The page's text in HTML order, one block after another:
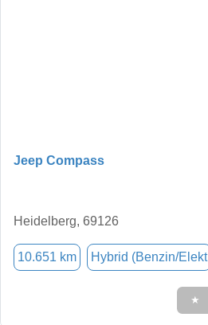
Jeep Compass
Heidelberg, 69126
10.651 km Hybrid (Benzin/Elekt
★